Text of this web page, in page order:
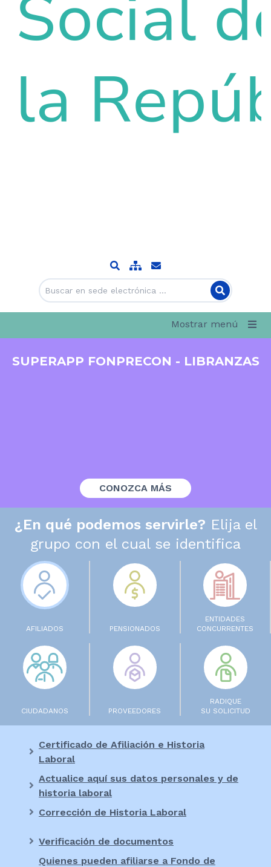
Mostrar menú
SUPERAPP FONPRECON - LIBRANZAS
CONOZCA MÁS
¿En qué podemos servirle? Elija el
grupo con el cual se identifica
AFILIADOS PENSIONADOS
ENTIDADES
CONCURRENTES
CIUDADANOS PROVEEDORES
RADIQUE
SU SOLICITUD
Certificado de Afiliación e Historia
Laboral
Actualice aquí sus datos personales y de
historia laboral
Corrección de Historia Laboral
Verificación de documentos
Quienes pueden afiliarse a Fondo de